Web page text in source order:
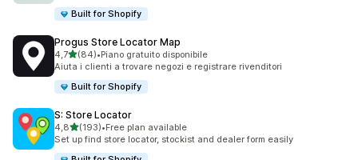
Built for Shopify
Progus Store Locator Map
4,7stelle su 5
(84)
84 recensioni totali
•Piano gratuito disponibile
Aiuta i clienti a trovare negozi e registrare rivenditori
Built for Shopify
S: Store Locator
4,8stelle su 5
(193)
193 recensioni totali
•Free plan available
Set up find store locator, stockist and dealer form easily